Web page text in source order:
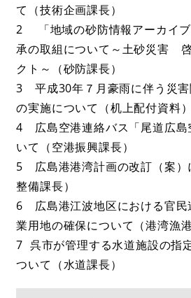
て（技術企画課長）
2 「地域の砂防情報アーカイ
承の取組について～土砂災害
クト～（砂防課長）
3 平成30年７月豪雨に伴う災害
の実施について（机上配付資料
4 広島空港連絡バス「尾道広島
いて（空港振興課長）
5 広島港港湾計画の改訂（案）
整備課長）
6 広島港江波地区における官民
業用地の確保について（港湾漁
7 呉市が管理する水道施設の指
ついて（水道課長）